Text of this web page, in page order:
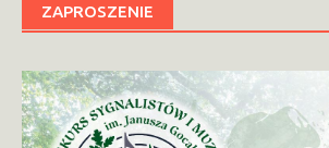
ZAPROSZENIE